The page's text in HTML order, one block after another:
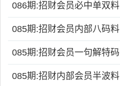
086期:招财会员必中单双料
085期:招财会员内部八码料
085期:招财会员一句解特码
085期:招财内部会员半波料